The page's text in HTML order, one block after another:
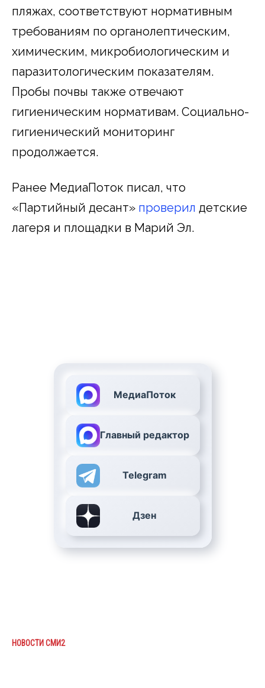
пляжах, соответствуют нормативным
требованиям по органолептическим,
химическим, микробиологическим и
паразитологическим показателям.
Пробы почвы также отвечают
гигиеническим нормативам. Социально-
гигиенический мониторинг
продолжается.
Ранее МедиаПоток писал, что
«Партийный десант» проверил детские
лагеря и площадки в Марий Эл.
МедиаПоток
Главный редактор
Telegram
Дзен
НОВОСТИ СМИ2